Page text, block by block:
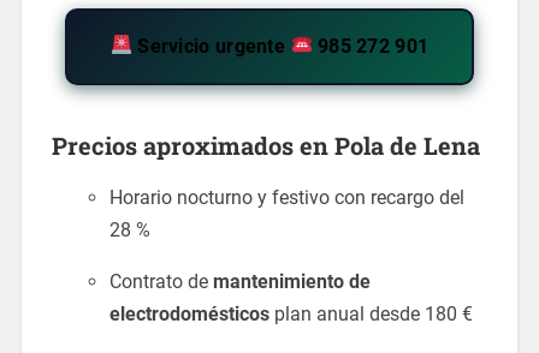
Servicio urgente 985 272 901
Precios aproximados en Pola de Lena
Horario nocturno y festivo con recargo del
28 %
Contrato de mantenimiento de
electrodomésticosplan anual desde 180 €